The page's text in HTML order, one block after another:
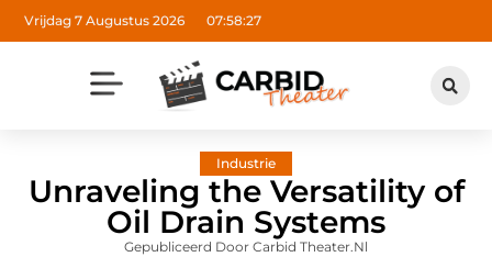
Vrijdag 7 Augustus 2026 07:58:28
Industrie
Unraveling the Versatility of
Oil Drain Systems
Gepubliceerd Door Carbid Theater.nl